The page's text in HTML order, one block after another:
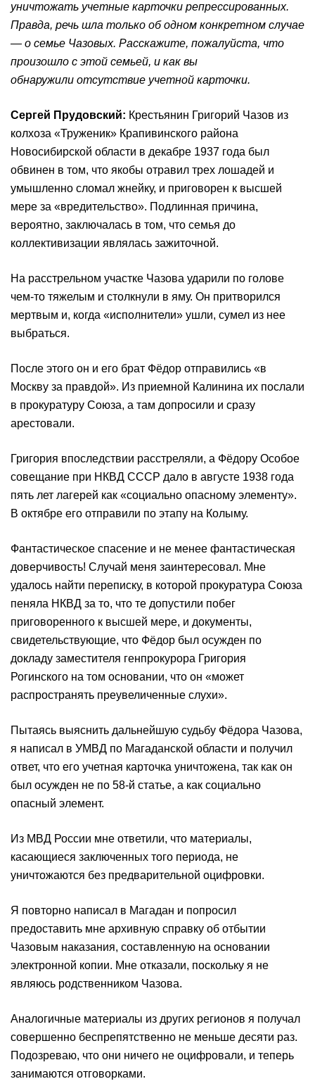
уничтожать учетные карточки репрессированных.
Правда, речь шла только об одном конкретном случае
— о семье Чазовых. Расскажите, пожалуйста, что
произошло с этой семьей, и как вы
обнаружили отсутствие учетной карточки.
Сергей Прудовский: Крестьянин Григорий Чазов из
колхоза «Труженик» Крапивинского района
Новосибирской области в декабре 1937 года был
обвинен в том, что якобы отравил трех лошадей и
умышленно сломал жнейку, и приговорен к высшей
мере за «вредительство». Подлинная причина,
вероятно, заключалась в том, что семья до
коллективизации являлась зажиточной.
На расстрельном участке Чазова ударили по голове
чем-то тяжелым и столкнули в яму. Он притворился
мертвым и, когда «исполнители» ушли, сумел из нее
выбраться.
После этого он и его брат Фёдор отправились «в
Москву за правдой». Из приемной Калинина их послали
в прокуратуру Союза, а там допросили и сразу
арестовали.
Григория впоследствии расстреляли, а Фёдору Особое
совещание при НКВД СССР дало в августе 1938 года
пять лет лагерей как «социально опасному элементу».
В октябре его отправили по этапу на Колыму.
Фантастическое спасение и не менее фантастическая
доверчивость! Случай меня заинтересовал. Мне
удалось найти переписку, в которой прокуратура Союза
пеняла НКВД за то, что те допустили побег
приговоренного к высшей мере, и документы,
свидетельствующие, что Фёдор был осужден по
докладу заместителя генпрокурора Григория
Рогинского на том основании, что он «может
распространять преувеличенные слухи».
Пытаясь выяснить дальнейшую судьбу Фёдора Чазова,
я написал в УМВД по Магаданской области и получил
ответ, что его учетная карточка уничтожена, так как он
был осужден не по 58-й статье, а как социально
опасный элемент.
Из МВД России мне ответили, что материалы,
касающиеся заключенных того периода, не
уничтожаются без предварительной оцифровки.
Я повторно написал в Магадан и попросил
предоставить мне архивную справку об отбытии
Чазовым наказания, составленную на основании
электронной копии. Мне отказали, поскольку я не
являюсь родственником Чазова.
Аналогичные материалы из других регионов я получал
совершенно беспрепятственно не меньше десяти раз.
Подозреваю, что они ничего не оцифровали, и теперь
занимаются отговорками.